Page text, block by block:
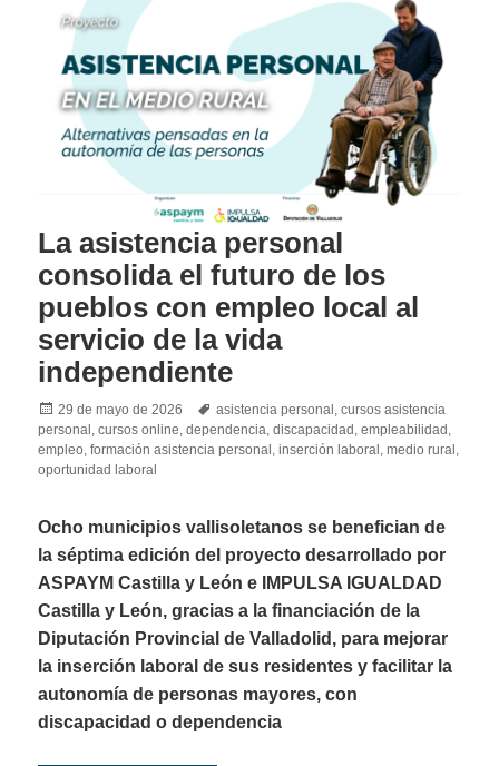
La asistencia personal
consolida el futuro de los
pueblos con empleo local al
servicio de la vida
independiente
Posted
on
29 de mayo de 2026 Tags
asistencia personal ,cursos asistencia
personal ,cursos online,dependencia,discapacidad ,empleabilidad ,
empleo,formación asistencia personal ,inserción laboral ,medio rural ,
oportunidad laboral
Ocho municipios vallisoletanos se benefician de
la séptima edición del proyecto desarrollado por
ASPAYM Castilla y León e IMPULSA IGUALDAD
Castilla y León, gracias a la financiación de la
Diputación Provincial de Valladolid, para mejorar
la inserción laboral de sus residentes y facilitar la
autonomía de personas mayores, con
discapacidad o dependencia